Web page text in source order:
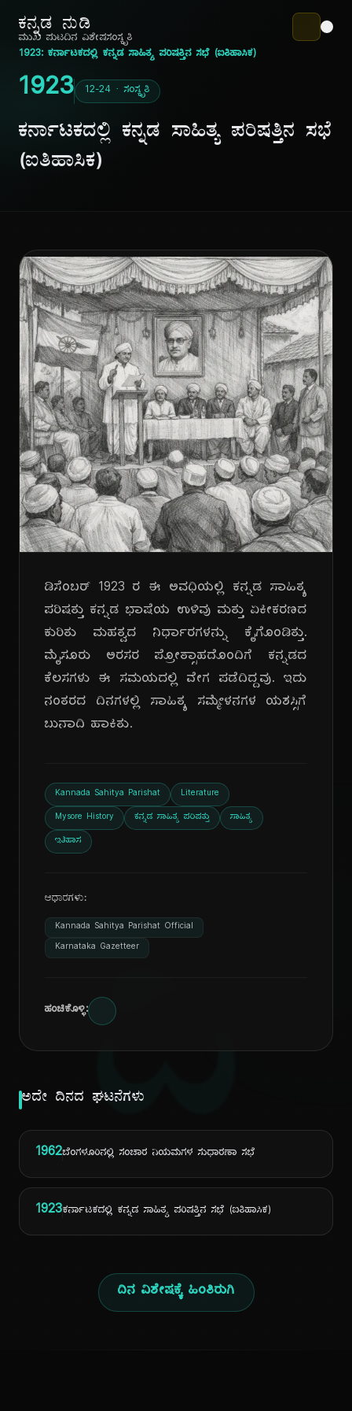
ಕನ್ನಡ ನುಡಿ
ದಿ
ಮುಖ ಪುಟದಿನ ವಿಶೇಷಸಂಸ್ಕೃತಿ
1923: ಕರ್ನಾಟಕದಲ್ಲಿ ಕನ್ನಡ ಸಾಹಿತ್ಯ ಪರಿಷತ್ತಿನ ಸಭೆ (ಐತಿಹಾಸಿಕ)
1923 12-24 · ಸಂಸ್ಕೃತಿ
ಕರ್ನಾಟಕದಲ್ಲಿ ಕನ್ನಡ ಸಾಹಿತ್ಯ ಪರಿಷತ್ತಿನ ಸಭೆ
(ಐತಿಹಾಸಿಕ)
ಡಿಸೆಂಬರ್ 1923 ರ ಈ ಅವಧಿಯಲ್ಲಿ ಕನ್ನಡ ಸಾಹಿತ್ಯ
ಪರಿಷತ್ತು ಕನ್ನಡ ಭಾಷೆಯ ಉಳಿವು ಮತ್ತು ಏಕೀಕರಣದ
ಕುರಿತು ಮಹತ್ವದ ನಿರ್ಧಾರಗಳನ್ನು ಕೈಗೊಂಡಿತ್ತು.
ಮೈಸೂರು ಅರಸರ ಪ್ರೋತ್ಸಾಹದೊಂದಿಗೆ ಕನ್ನಡದ
ಕೆಲಸಗಳು ಈ ಸಮಯದಲ್ಲಿ ವೇಗ ಪಡೆದಿದ್ದವು. ಇದು
ನಂತರದ ದಿನಗಳಲ್ಲಿ ಸಾಹಿತ್ಯ ಸಮ್ಮೇಳನಗಳ ಯಶಸ್ಸಿಗೆ
ಬುನಾದಿ ಹಾಕಿತು.
Kannada Sahitya Parishat Literature
Mysore History ಕನ್ನಡ ಸಾಹಿತ್ಯ ಪರಿಷತ್ತು ಸಾಹಿತ್ಯ
ಇತಿಹಾಸ
ಆಧಾರಗಳು:
Kannada Sahitya Parishat Official
Karnataka Gazetteer
ಹಂಚಿಕೊಳ್ಳಿ:
ಅದೇ ದಿನದ ಘಟನೆಗಳು
1962ಬೆಂಗಳೂರಿನಲ್ಲಿ ಸಂಚಾರ ನಿಯಮಗಳ ಸುಧಾರಣಾ ಸಭೆ
1923ಕರ್ನಾಟಕದಲ್ಲಿ ಕನ್ನಡ ಸಾಹಿತ್ಯ ಪರಿಷತ್ತಿನ ಸಭೆ (ಐತಿಹಾಸಿಕ)
ದಿನ ವಿಶೇಷಕ್ಕೆ ಹಿಂತಿರುಗಿ